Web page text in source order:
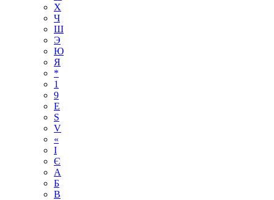
Х
Ч
Ш
Э
Ю
Я
*
1
9
E
S
V
«
І
Є
А
Б
В